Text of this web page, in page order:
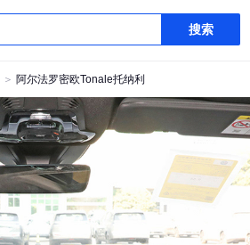
搜索
＞ 阿尔法罗密欧Tonale托纳利